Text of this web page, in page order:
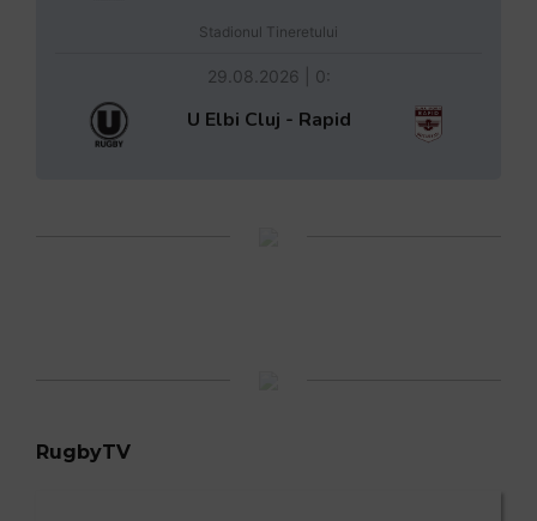
Stadionul Tineretului
29.08.2026 | 0:
U Elbi Cluj - Rapid
RugbyTV